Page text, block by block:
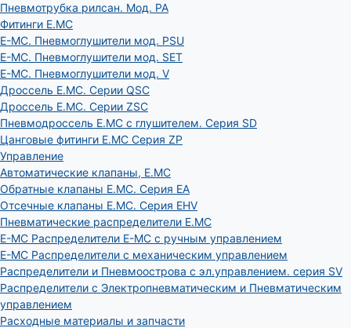
Пневмотрубка рилсан. Мод. PA
Фитинги E.MC
E-MC. Пневмоглушители мод. PSU
E-MC. Пневмоглушители мод. SET
E-MC. Пневмоглушители мод. V
Дроссель E.MC. Серии QSC
Дроссель E.MC. Серии ZSC
Пневмодроссель E.MC с глушителем. Серия SD
Цанговые фитинги E.MC Серия ZP
Управление
Автоматические клапаны, Е.МС
Обратные клапаны E.MC. Серия EA
Отсечные клапаны E.MC. Серия EHV
Пневматические распределители E.MC
E-MC Распределители E-MC с ручным управлением
E-MC Распределители с механическим управлением
Распределители и Пневмоострова с эл.управлением. серия SV
Распределители с Электропневматическим и Пневматическим
управлением
Расходные материалы и запчасти